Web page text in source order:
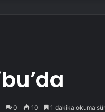
0 10 1 dakika okuma